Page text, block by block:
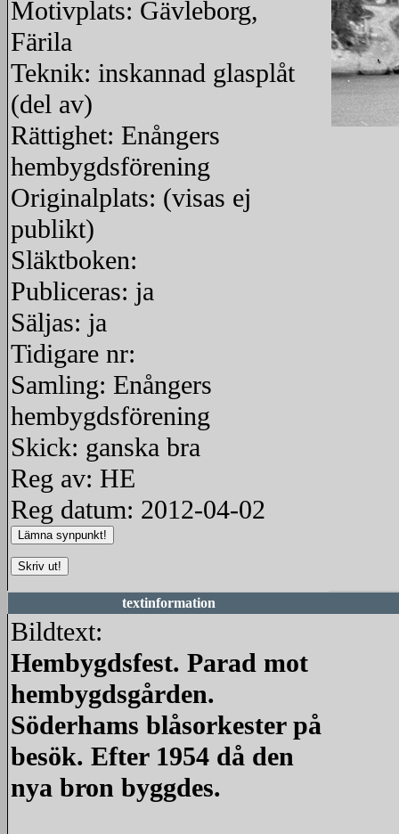
Motivplats: Gävleborg,
Färila
Teknik: inskannad glasplåt
(del av)
Rättighet: Enångers
hembygdsförening
Originalplats: (visas ej
publikt)
Släktboken:
Publiceras: ja
Säljas: ja
Tidigare nr:
Samling: Enångers
hembygdsförening
Skick: ganska bra
Reg av: HE
Reg datum: 2012-04-02
textinformation
Bildtext:
Hembygdsfest. Parad mot
hembygdsgården.
Söderhams blåsorkester på
besök. Efter 1954 då den
nya bron byggdes.